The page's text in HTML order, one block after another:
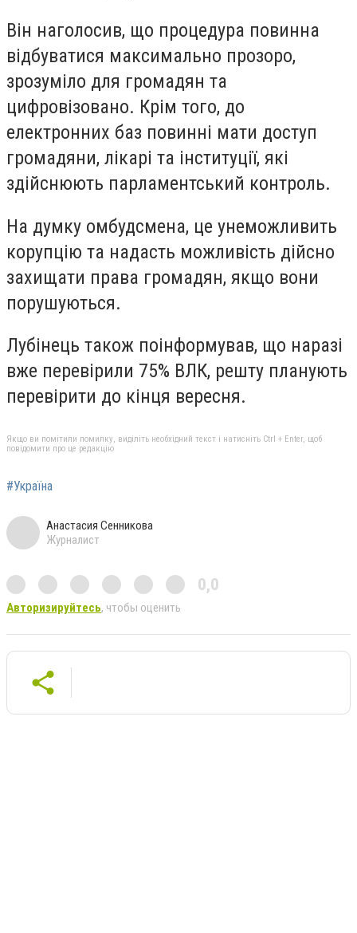
Він наголосив, що процедура повинна
відбуватися максимально прозоро,
зрозуміло для громадян та
цифровізовано. Крім того, до
електронних баз повинні мати доступ
громадяни, лікарі та інституції, які
здійснюють парламентський контроль.
На думку омбудсмена, це унеможливить
корупцію та надасть можливість дійсно
захищати права громадян, якщо вони
порушуються.
Лубінець також поінформував, що наразі
вже перевірили 75% ВЛК, решту планують
перевірити до кінця вересня.
Якщо ви помітили помилку, виділіть необхідний текст і натисніть Ctrl + Enter, щоб
повідомити про це редакцію
#Україна
Анастасия Сенникова
Журналист
0,0
Авторизируйтесь, чтобы оценить